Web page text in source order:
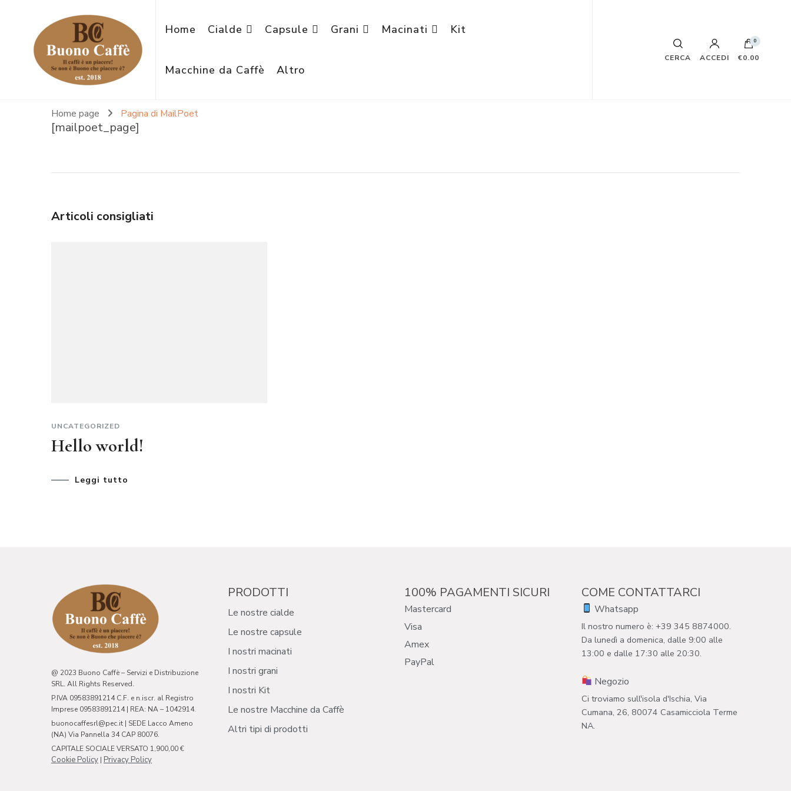
Home Cialde Capsule Grani Macinati Kit
Macchine da Caffè Altro
CERCA ACCEDI
0
€0.00
Home page Pagina di MailPoet
[mailpoet_page]
Articoli consigliati
UNCATEGORIZED
Hello world!
Leggi tutto
@ 2023 Buono Caffè – Servizi e Distribuzione
SRL. All Rights Reserved.
P.IVA 09583891214 C.F. e n.iscr. al Registro
Imprese 09583891214 | REA: NA – 1042914.
buonocaffesrl@pec.it | SEDE Lacco Ameno
(NA) Via Pannella 34 CAP 80076.
CAPITALE SOCIALE VERSATO 1,900,00 €
Cookie Policy | Privacy Policy
PRODOTTI
Le nostre cialde
Le nostre capsule
I nostri macinati
I nostri grani
I nostri Kit
Le nostre Macchine da Caffè
Altri tipi di prodotti
100% PAGAMENTI SICURI
Mastercard
Visa
Amex
PayPal
COME CONTATTARCI
Whatsapp
Il nostro numero è: +39 345 8874000.
Da lunedì a domenica, dalle 9:00 alle
13:00 e dalle 17:30 alle 20:30.
Negozio
Ci troviamo sull'isola d'Ischia, Via
Cumana, 26, 80074 Casamicciola Terme
NA.